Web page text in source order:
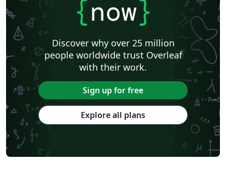
{now}
Discover why over 25 million
people worldwide trust Overleaf
with their work.
Sign up for free
Explore all plans